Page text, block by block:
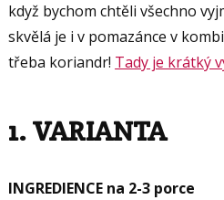
když bychom chtěli všechno
skvělá je i v pomazánce v
třeba koriandr! Tady je krátký
1. VARIANTA
INGREDIENCE na 2-3 porce